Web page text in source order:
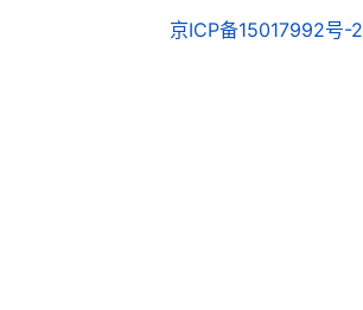
京ICP备15017992号-2